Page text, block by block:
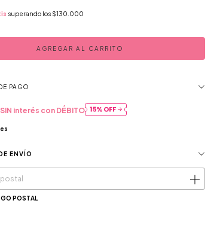
superando los $130.000
PAGO
interés conDÉBITO
ENVÍO
CP: CAMBIAR CP
POSTAL